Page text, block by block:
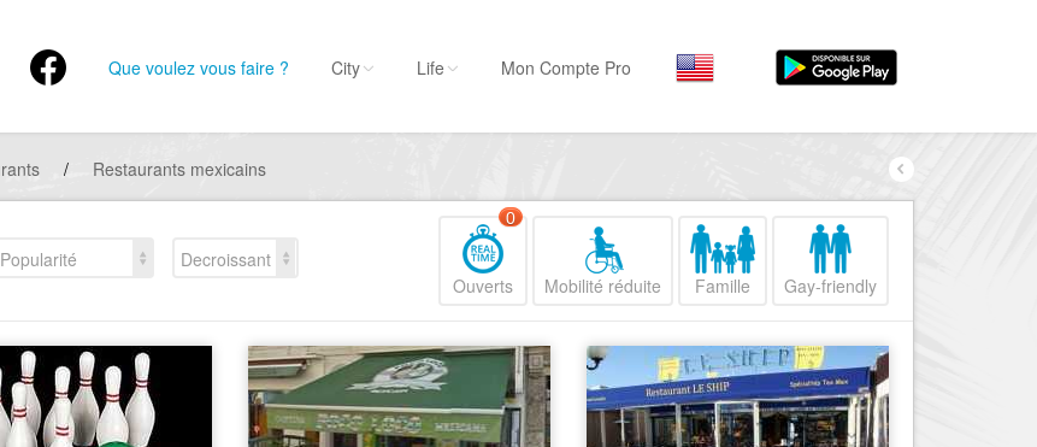
Que voulez vous faire ?
Hôtels, ...
Visiter
Sortir
Restaurants, ...
Commerces
Par quartiers
Nice Promenade du
Nice le Port
Nice le Vieux Nice
Nice le Coeur de Ville
Nice les Collines Niçoises
City Life Mon Compte Pro
/ Restaurants mexicains
Popularité
Decroissant
Ouverts
0
Mobilité réduite Famille Gay-friendly